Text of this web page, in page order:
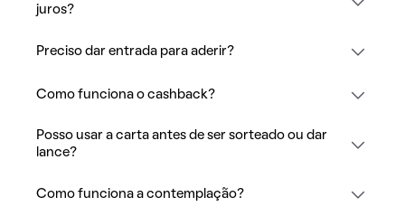
juros?
Preciso dar entrada para aderir?
Como funciona o cashback?
Posso usar a carta antes de ser sorteado ou dar
lance?
Como funciona a contemplação?